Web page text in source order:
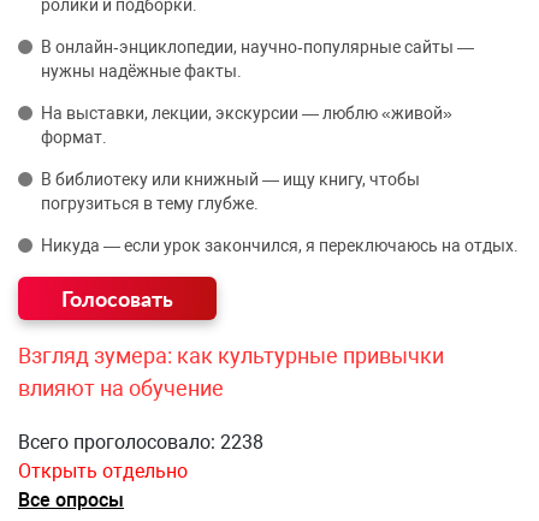
ролики и подборки.
В онлайн‑энциклопедии, научно‑популярные сайты —
нужны надёжные факты.
На выставки, лекции, экскурсии — люблю «живой»
формат.
В библиотеку или книжный — ищу книгу, чтобы
погрузиться в тему глубже.
Никуда — если урок закончился, я переключаюсь на отдых.
Взгляд зумера: как культурные привычки
влияют на обучение
Всего проголосовало: 2238
Открыть отдельно
Все опросы